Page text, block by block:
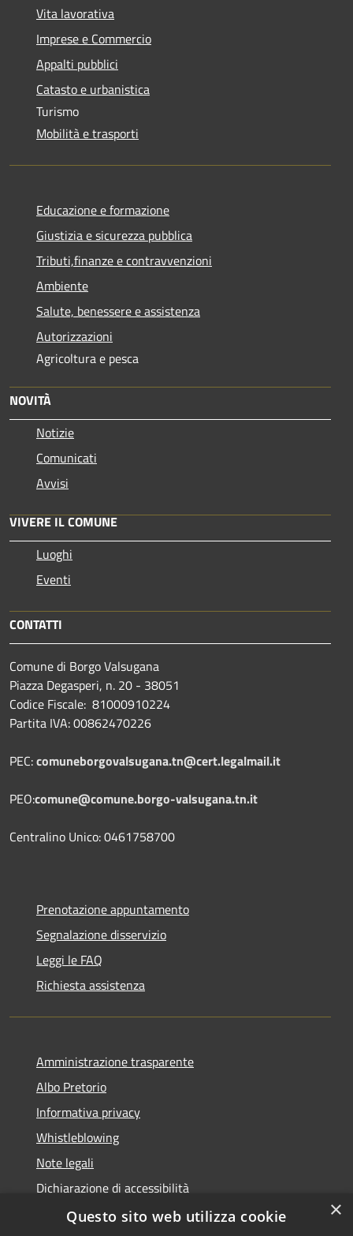
Vita lavorativa
Imprese e Commercio
Appalti pubblici
Catasto e urbanistica
Turismo
Mobilità e trasporti
Educazione e formazione
Giustizia e sicurezza pubblica
Tributi,finanze e contravvenzioni
Ambiente
Salute, benessere e assistenza
Autorizzazioni
Agricoltura e pesca
NOVITÀ
Notizie
Comunicati
Avvisi
VIVERE IL COMUNE
Luoghi
Eventi
CONTATTI
Comune di Borgo Valsugana
Piazza Degasperi, n. 20 - 38051
Codice Fiscale: 81000910224
Partita IVA: 00862470226
PEC:comuneborgovalsugana.tn@cert.legalmail.it
PEO:comune@comune.borgo-valsugana.tn.it
Centralino Unico: 0461758700
Prenotazione appuntamento
Segnalazione disservizio
Leggi le FAQ
Richiesta assistenza
Amministrazione trasparente
Albo Pretorio
Informativa privacy
Whistleblowing
Note legali
Dichiarazione di accessibilità
Feedback accessibilità
×
Questo sito web utilizza cookie